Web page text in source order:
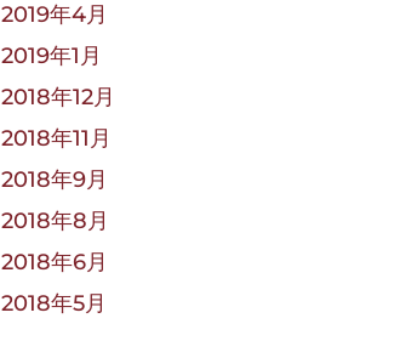
2019年4月
2019年1月
2018年12月
2018年11月
2018年9月
2018年8月
2018年6月
2018年5月